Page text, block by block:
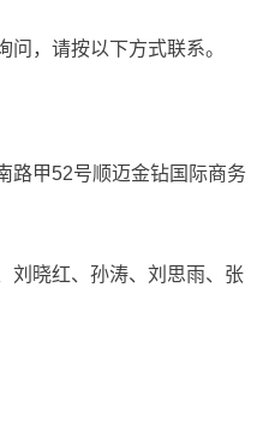
问，请按以下方式联系。
路甲52号顺迈金钻国际商务
刘晓红、孙涛、刘思雨、张